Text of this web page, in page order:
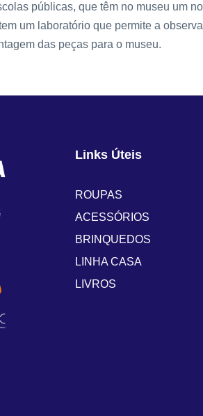
públicas, que têm no museu um
um laboratório que permite a
das peças para o museu.
Links Úteis
ROUPAS
ACESSÓRIOS
BRINQUEDOS
LINHA CASA
LIVROS